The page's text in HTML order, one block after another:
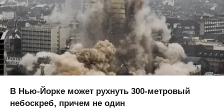
В Нью-Йорке может рухнуть 300-метровый
небоскреб, причем не один